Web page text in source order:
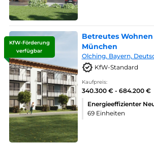
KfW-Förderung
verfügbar
Betreutes
München
Olching, Bayern,
KfW-Standard
Kaufpreis:
340.300 € - 684.200 €
Energieeffizienter
69 Einheiten